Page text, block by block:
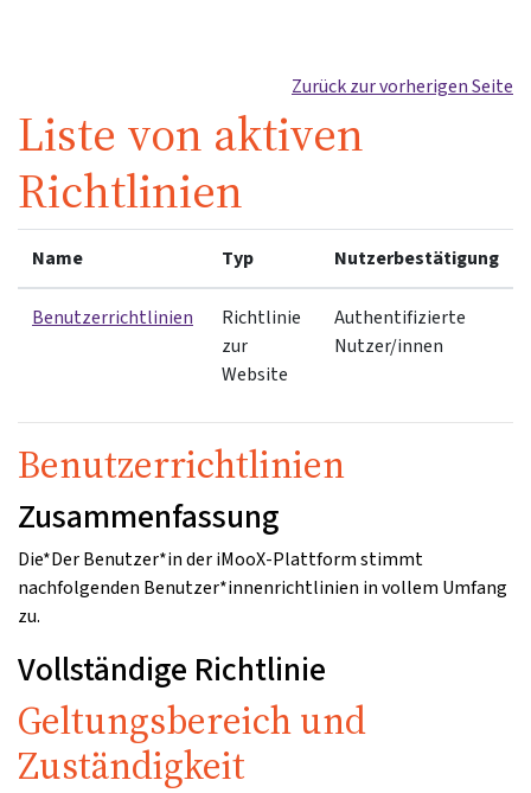
Zurück zur vorherigen Seite
Liste von aktiven
Richtlinien
Name Typ Nutzerbestätigung
Benutzerrichtlinien
Richtlinie
zur
Website
Authentifizierte
Nutzer/innen
Benutzerrichtlinien
Zusammenfassung
Die*Der Benutzer*in der iMooX-Plattform stimmt
nachfolgenden Benutzer*innenrichtlinien in vollem Umfang
zu.
Vollständige Richtlinie
Geltungsbereich und
Zuständigkeit